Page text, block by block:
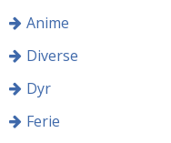
Anime
Diverse
Dyr
Ferie